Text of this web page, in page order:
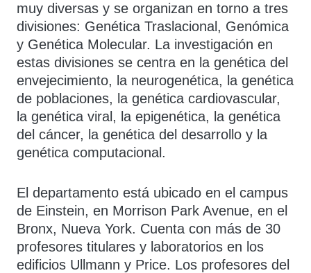
muy diversas y se organizan en torno a tres
divisiones: Genética Traslacional, Genómica
y Genética Molecular. La investigación en
estas divisiones se centra en la genética del
envejecimiento, la neurogenética, la genética
de poblaciones, la genética cardiovascular,
la genética viral, la epigenética, la genética
del cáncer, la genética del desarrollo y la
genética computacional.
El departamento está ubicado en el campus
de Einstein, en Morrison Park Avenue, en el
Bronx, Nueva York. Cuenta con más de 30
profesores titulares y laboratorios en los
edificios Ullmann y Price. Los profesores del